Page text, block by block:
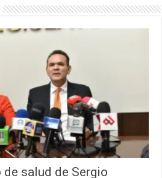
salud de Sergio